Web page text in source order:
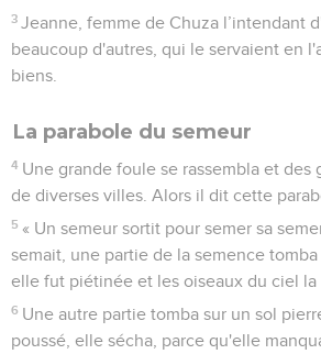
3 Jeanne, femme de Chuza l’intendant
beaucoup d'autres, qui le servaient en
biens.
La parabole du semeur
4 Une grande foule se rassembla et des
de diverses villes. Alors il dit cette
5 « Un semeur sortit pour semer sa
semait, une partie de la semence
elle fut piétinée et les oiseaux du ciel la
6 Une autre partie tomba sur un sol
poussé, elle sécha, parce qu'elle